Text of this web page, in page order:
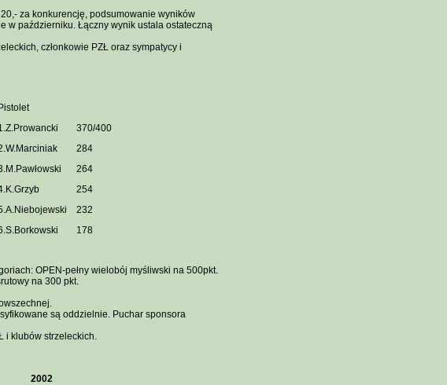
za konkurencję, podsumowanie wyników
w październiku. Łączny wynik ustala ostateczną
członkowie PZŁ oraz sympatycy i
Pistolet
370/400
284
264
254
232
178
OPEN-pełny wielobój myśliwski na 500pkt.
na 300 pkt.
są oddzielnie. Puchar sponsora
i klubów strzeleckich.
2002